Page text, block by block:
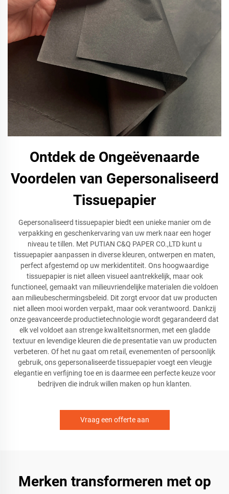
Ontdek de Ongeëvenaarde
Voordelen van Gepersonaliseerd
Tissuepapier
Gepersonaliseerd tissuepapier biedt een unieke manier om de
verpakking en geschenkervaring van uw merk naar een hoger
niveau te tillen. Met PUTIAN C&Q PAPER CO.,LTD kunt u
tissuepapier aanpassen in diverse kleuren, ontwerpen en maten,
perfect afgestemd op uw merkidentiteit. Ons hoogwaardige
tissuepapier is niet alleen visueel aantrekkelijk, maar ook
functioneel, gemaakt van milieuvriendelijke materialen die voldoen
aan milieubeschermingsbeleid. Dit zorgt ervoor dat uw producten
niet alleen mooi worden verpakt, maar ook verantwoord. Dankzij
onze geavanceerde productietechnologie wordt gegarandeerd dat
elk vel voldoet aan strenge kwaliteitsnormen, met een gladde
textuur en levendige kleuren die de presentatie van uw producten
verbeteren. Of het nu gaat om retail, evenementen of persoonlijk
gebruik, ons gepersonaliseerde tissuepapier voegt een vleugje
elegantie en verfijning toe en is daarmee een perfecte keuze voor
bedrijven die indruk willen maken op hun klanten.
Vraag een offerte aan
Merken transformeren met op